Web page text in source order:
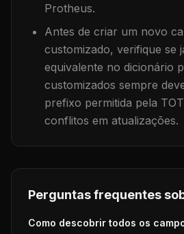
Protheus.
Antes de criar um novo
customizado, verifique se
equivalente no dicionário
customizados sempre
prefixo permitida pela
conflitos em atualizações.
Perguntas frequentes
Como descobrir todos os